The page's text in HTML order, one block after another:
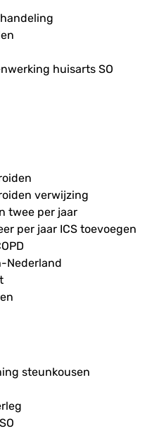
huisarts SO
verwijzing
twee per jaar
per jaar ICS toevoegen
Nederland
steunkousen